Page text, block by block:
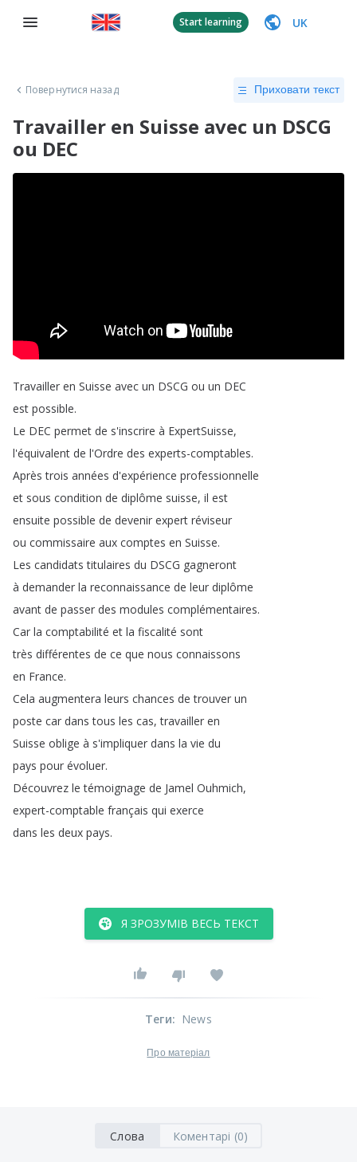
Start learning UK
Повернутися назад Приховати текст
Travailler en Suisse avec un DSCG
ou DEC
Travailler en Suisse avec un DSCG ou un DEC
est possible.
Le DEC permet de s'inscrire à ExpertSuisse,
l'équivalent de l'Ordre des experts-comptables.
Après trois années d'expérience professionnelle
et sous condition de diplôme suisse, il est
ensuite possible de devenir expert réviseur
ou commissaire aux comptes en Suisse.
Les candidats titulaires du DSCG gagneront
à demander la reconnaissance de leur diplôme
avant de passer des modules complémentaires.
Car la comptabilité et la fiscalité sont
très différentes de ce que nous connaissons
en France.
Cela augmentera leurs chances de trouver un
poste car dans tous les cas,travailler en
Suisse oblige à s'impliquer dans la vie du
pays pour évoluer.
Découvrez le témoignage de Jamel Ouhmich,
expert-comptable français qui exerce
dans les deux pays.
Я ЗРОЗУМІВ ВЕСЬ ТЕКСТ
Теги: News
Про матеріал
Слова Коментарі (0)